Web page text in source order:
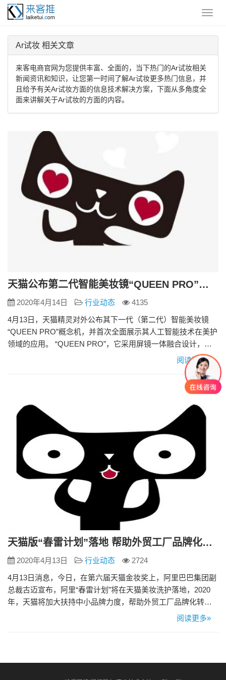
Ar试妆 相关文章
来客电商官网为您提供丰富、全面的，当下热门的Ar试妆相关
新闻资讯和知识，让您第一时间了解Ar试妆更多热门信息，并
且给予有关Ar试妆方面的信息技术解决方案，下面从多角度全
面来讲解关于Ar试妆的方面的内容。
天猫公布第二代智能美妆镜“QUEEN PRO”支持AR试妆 链接智能美妆设备
2020年4月14日 行业动态
4135
4月13日，天猫精灵对外公布其下一代（第二代）智能美妆镜
“QUEEN PRO”概念机，并首次全面展示其人工智能技术在美护
领域的应用。 “QUEEN PRO”，它采用屏镜一体融合设计，将
镜子、隐藏式美妆灯、显示屏、摄像头、音箱等智能硬件整合
在一起，可实现语音、触摸、手势识别等多模态交互，还具有
肌肤管家、美妆建议、形象管理、娱乐购物等诸多功能。 “通过
阅读更多»
天猫版“春雷计划”落地 帮助外贸工厂品牌化转型
2020年4月13日 行业动态
2724
4月13日消息，今日，在第六届天猫金妆奖上，阿里巴巴集团副
总裁古迈宣布，阿里“春雷计划”将在天猫美妆洗护落地，2020
年，天猫将加大扶持中小品牌力度，帮助外贸工厂品牌化转
型，加速孵化1000个年销售额超过千万的新开店品牌。另外，
阅读更多»